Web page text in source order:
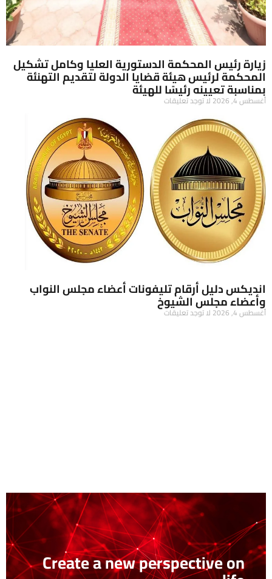
زيارة رئيس المحكمة الدستورية العليا وكامل تشكيل
المحكمة لرئيس هيئة قضايا الدولة لتقديم التهنئة
بمناسبة تعيينه رئيسًا للهيئة
أغسطس 4, 2026 لا توجد تعليقات
انديكس دليل أرقام تليفونات أعضاء مجلس النواب
وأعضاء مجلس الشيوخ
أغسطس 4, 2026 لا توجد تعليقات
Create a new perspective on